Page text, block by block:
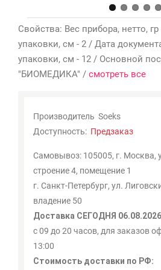
Свойства: Вес прибора, нетто,
упаковки, см - 2 / Дата
упаковки, см - 12 / Основной
"БИОМЕДИКА" / смотреть все
Производитель Soeks
Доступность: Предзаказ
Самовывоз: 105005, г. Москва,
строение 4, помещение 1
г. Санкт-Петербург, ул.
владение 50
Доставка СЕГОДНЯ 06.08.2026
с 09 до 20 часов, для заказов
13:00
Стоимость доставки по РФ: